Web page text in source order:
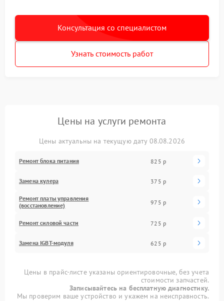
Консультация со специалистом
Узнать стоимость работ
Цены на услуги ремонта
Цены актуальны на текущую дату 08.08.2026
Ремонт блока питания 825 р
Замена кулера 375 р
Ремонт платы управления
(восстановление)
975 р
Ремонт силовой части 725 р
Замена IGBT-модуля 625 р
Цены в прайс-листе указаны ориентировочные, без учета
стоимости запчастей.
Записывайтесь на бесплатную диагностику.
Мы проверим ваше устройство и укажем на неисправность.